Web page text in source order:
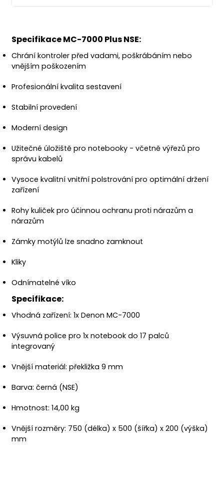
Specifikace MC-7000 Plus NSE:
Chrání kontroler před vadami, poškrábáním nebo
vnějším poškozením
Profesionální kvalita sestavení
Stabilní provedení
Moderní design
Užitečné úložiště pro notebooky - včetně výřezů pro
správu kabelů
Vysoce kvalitní vnitřní polstrování pro optimální držení
zařízení
Rohy kuliček pro účinnou ochranu proti nárazům a
nárazům
Zámky motýlů lze snadno zamknout
Kliky
Odnímatelné víko
Specifikace:
Vhodná zařízení: 1x Denon MC-7000
Výsuvná police pro 1x notebook do 17 palců
integrovaný
Vnější materiál: překližka 9 mm
Barva: černá (NSE)
Hmotnost: 14,00 kg
Vnější rozměry: 750 (délka) x 500 (šířka) x 200 (výška)
mm